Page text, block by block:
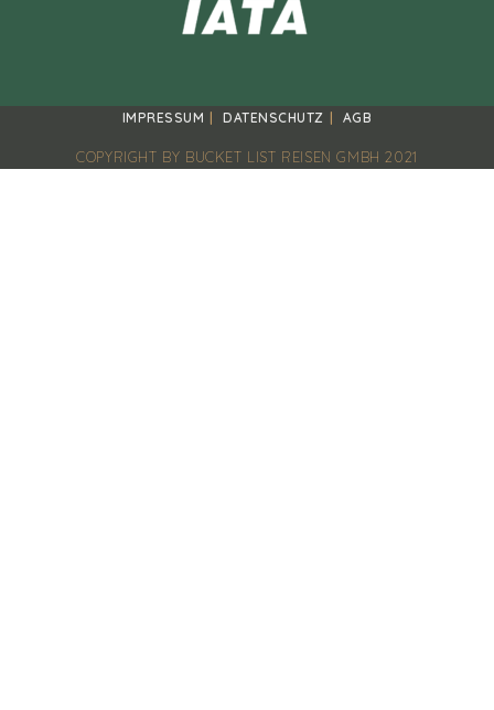
IMPRESSUM DATENSCHUTZ AGB
COPYRIGHT BY BUCKET LIST REISEN GMBH 2021